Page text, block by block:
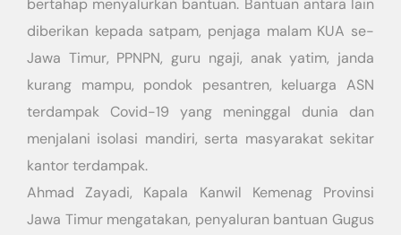
bertahap menyalurkan bantuan. Bantuan antara lain
diberikan kepada satpam, penjaga malam KUA se-
Jawa Timur, PPNPN, guru ngaji, anak yatim, janda
kurang mampu, pondok pesantren, keluarga ASN
terdampak Covid-19 yang meninggal dunia dan
menjalani isolasi mandiri, serta masyarakat sekitar
kantor terdampak.
Ahmad Zayadi, Kapala Kanwil Kemenag Provinsi
Jawa Timur mengatakan, penyaluran bantuan Gugus